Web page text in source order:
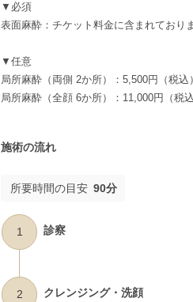
▼必須
表面麻酔：チケット料金に含まれており
▼任意
局所麻酔（両側 2か所）：5,500円（税込）
局所麻酔（全顔 6か所）：11,000円（税込
施術の流れ
所要時間の目安 90分
1 診察
2 クレンジング・洗顔